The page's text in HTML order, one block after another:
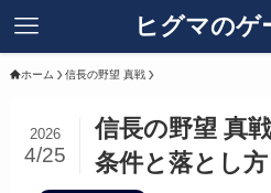
ヒグマのゲ
ホーム 信長の野望 真戦
信長の野望 真
条件と落とし方
2026
4/25